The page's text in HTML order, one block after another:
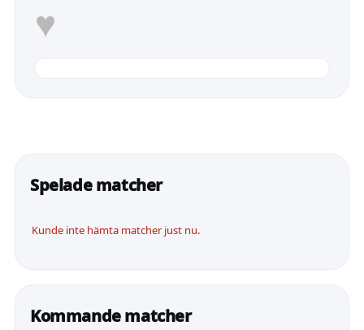
♥
Spelade matcher
Kunde inte hämta matcher just nu.
Kommande matcher